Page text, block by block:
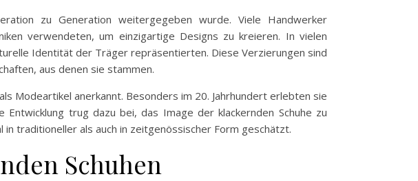
zu Generation weitergegeben wurde. Viele Handwerker
verwendeten, um einzigartige Designs zu kreieren. In vielen
Identität der Träger repräsentierten. Diese Verzierungen sind
aus denen sie stammen.
Modeartikel anerkannt. Besonders im 20. Jahrhundert erlebten sie
trug dazu bei, das Image der klackernden Schuhe zu
traditioneller als auch in zeitgenössischer Form geschätzt.
Schuhen